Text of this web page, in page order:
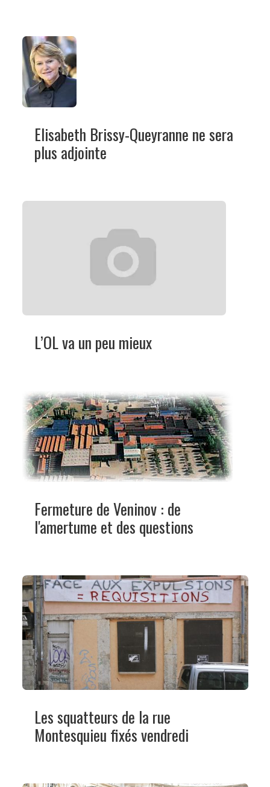
Elisabeth Brissy-Queyranne ne sera
plus adjointe
L’OL va un peu mieux
Fermeture de Veninov : de
l'amertume et des questions
Les squatteurs de la rue
Montesquieu fixés vendredi